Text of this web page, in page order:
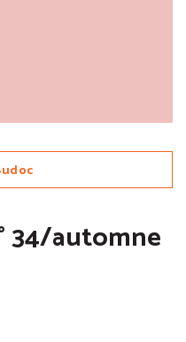
34/automne